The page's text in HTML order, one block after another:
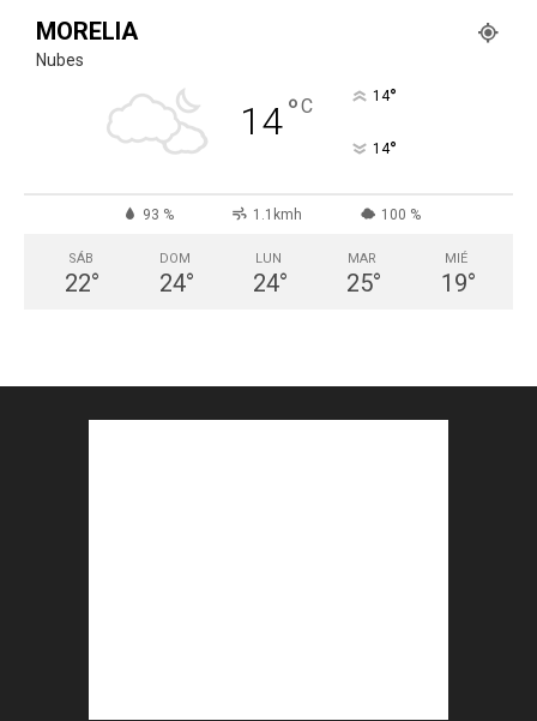
MORELIA
Nubes
14°C 14°
14°
93 % 1.1kmh 100 %
SÁB
22°
DOM
24°
LUN
24°
MAR
25°
MIÉ
19°